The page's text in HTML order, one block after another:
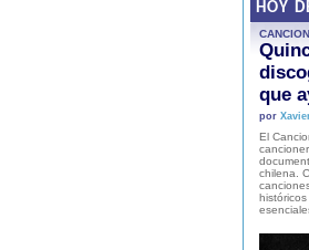
HOY
que
por
El
chilena.